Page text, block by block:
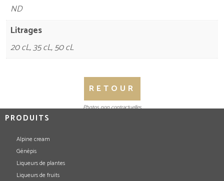
Photos non contractuelles
ND
Litrages
20 cL, 35 cL, 50 cL
RETOUR
PRODUITS
Alpine cream
Génépis
Liqueurs de plantes
Liqueurs de fruits